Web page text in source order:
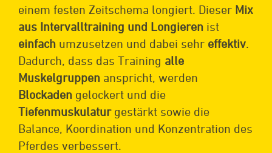
einem festen Zeitschema longiert. Dieser Mix
aus Intervalltraining und Longieren ist
einfach umzusetzen und dabei sehr effektiv.
Dadurch, dass das Training alle
Muskelgruppen anspricht, werden
Blockaden gelockert und die
Tiefenmuskulaturgestärkt sowie die
Balance, Koordination und Konzentration des
Pferdes verbessert.